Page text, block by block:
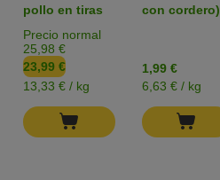
pollo en tiras
Precio normal
25,98 €
23,99 €
13,33 € / kg
con cordero)
1,99 €
6,63 € / kg